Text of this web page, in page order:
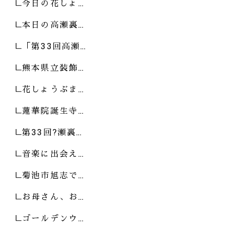
今日の花しょ…
本日の高瀬裏…
「第33回高瀬…
熊本県立装飾…
花しょうぶま…
蓮華院誕生寺…
第33回?瀬裏…
音楽に出会え…
菊池市旭志で…
お母さん、お…
ゴールデンウ…